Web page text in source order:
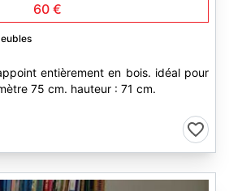
60 €
entièrement en bois. idéal pour
75 cm. hauteur : 71 cm.